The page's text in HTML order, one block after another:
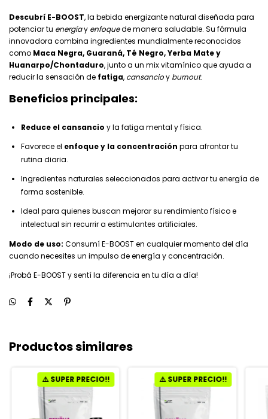
Descubrí E-BOOST, la bebida energizante natural diseñada para
potenciar tu energíay enfoquede manera saludable. Su fórmula
innovadora combina ingredientes mundialmente reconocidos
como Maca Negra, Guaraná, Té Negro, Yerba Mate y
Huanarpo/Chontaduro, junto a un mix vitamínico que ayuda a
reducir la sensación de fatiga, cansancioy burnout.
Beneficios principales:
Reduce el cansancio y la fatiga mental y física.
Favorece el enfoque y la concentración para afrontar tu
rutina diaria.
Ingredientes naturales seleccionados para activar tu energía de
forma sostenible.
Ideal para quienes buscan mejorar su rendimiento físico e
intelectual sin recurrir a estimulantes artificiales.
Modo de uso: Consumí E-BOOST en cualquier momento del día
cuando necesites un impulso de energía y concentración.
¡Probá E-BOOST y sentí la diferencia en tu día a día!
Productos similares